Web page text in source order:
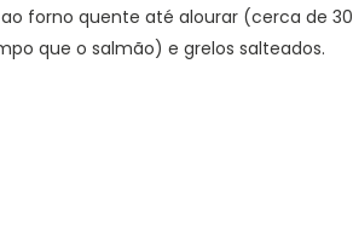
forno quente até alourar (cerca de 30
que o salmão) e grelos salteados.